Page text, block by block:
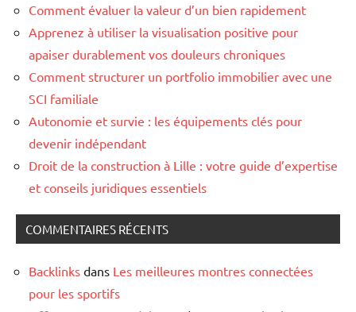
Comment évaluer la valeur d’un bien rapidement
Apprenez à utiliser la visualisation positive pour
apaiser durablement vos douleurs chroniques
Comment structurer un portfolio immobilier avec une
SCI familiale
Autonomie et survie : les équipements clés pour
devenir indépendant
Droit de la construction à Lille : votre guide d’expertise
et conseils juridiques essentiels
COMMENTAIRES RÉCENTS
Backlinks dans Les meilleures montres connectées
pour les sportifs